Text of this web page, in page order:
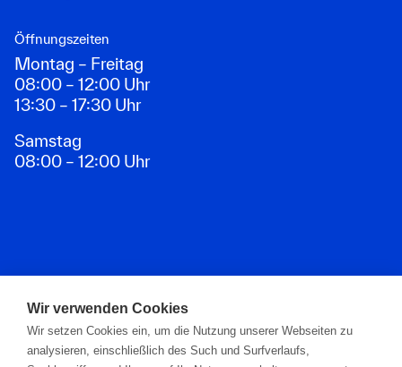
Öffnungszeiten
Montag – Freitag
08:00 – 12:00 Uhr
13:30 – 17:30 Uhr
Samstag
08:00 – 12:00 Uhr
Zahlungsarten
Wir verwenden Cookies
Wir setzen Cookies ein, um die Nutzung unserer Webseiten zu
analysieren, einschließlich des Such und Surfverlaufs,